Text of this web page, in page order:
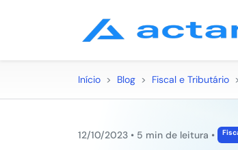
Início > Blog > Fiscal e Tributário >
12/10/2023 • 5 min de leitura •